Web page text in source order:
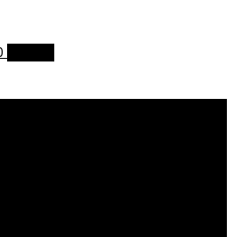
劍器材報價,西洋劍設備,軍刀,鈍劍,銳劍,花
,劍擊車,周邊商品販售和售後服務.